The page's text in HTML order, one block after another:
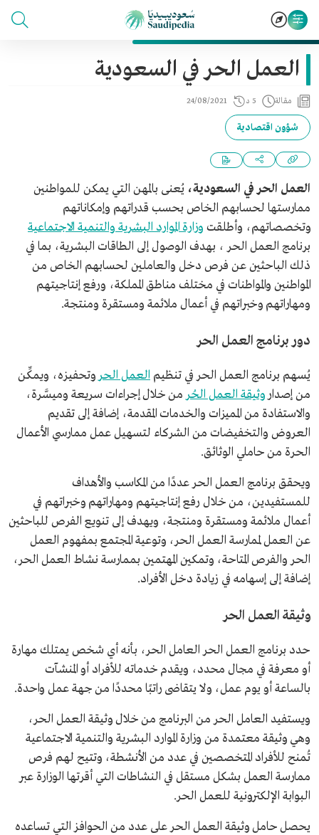
العمل الحر في السعودية
مقالة 5 د 24/08/2021
شؤون اقتصادية
العمل الحر في السعودية، يُعنى بالمهن التي يمكن للمواطنين
ممارستها لحسابهم الخاص بحسب قدراتهم وإمكاناتهم
وتخصصاتهم، وأطلقت وزارة الموارد البشرية والتنمية الاجتماعية
برنامج العمل الحر ، بهدف الوصول إلى الطاقات البشرية، بما في
ذلك الباحثين عن فرص دخل والعاملين لحسابهم الخاص من
المواطنين والمواطنات في مختلف مناطق المملكة، ورفع إنتاجيتهم
ومهاراتهم وخبراتهم في أعمال ملائمة ومستقرة ومنتجة.
دور برنامج العمل الحر
يُسهم برنامج العمل الحر في تنظيم العمل الحر وتحفيزه، ويمكِّن
من إصدار وثيقة العمل الحُر من خلال إجراءات سريعة وميسَّرة،
والاستفادة من المميزات والخدمات المقدمة، إضافة إلى تقديم
العروض والتخفيضات من الشركاء لتسهيل عمل ممارسي الأعمال
الحرة من حاملي الوثائق.
ويحقق برنامج العمل الحر عددًا من المكاسب والأهداف
للمستفيدين، من خلال رفع إنتاجيتهم ومهاراتهم وخبراتهم في
أعمال ملائمة ومستقرة ومنتجة، ويهدف إلى تنويع الفرص للباحثين
عن العمل لممارسة العمل الحر، وتوعية المجتمع بمفهوم العمل
الحر والفرص المتاحة، وتمكين المهتمين بممارسة نشاط العمل الحر،
إضافة إلى إسهامه في زيادة دخل الأفراد.
وثيقة العمل الحر
حدد برنامج العمل الحر العامل الحر، بأنه أي شخص يمتلك مهارة
أو معرفة في مجال محدد، ويقدم خدماته للأفراد أو المنشآت
بالساعة أو يوم عمل، ولا يتقاضى راتبًا محددًا من جهة عمل واحدة.
ويستفيد العامل الحر من البرنامج من خلال وثيقة العمل الحر،
وهي وثيقة معتمدة من وزارة الموارد البشرية والتنمية الاجتماعية
تُمنح للأفراد المتخصصين في عدد من الأنشطة، وتتيح لهم فرص
ممارسة العمل بشكل مستقل في النشاطات التي أقرتها الوزارة عبر
البوابة الإلكترونية للعمل الحر.
يحصل حامل وثيقة العمل الحر على عدد من الحوافز التي تساعده